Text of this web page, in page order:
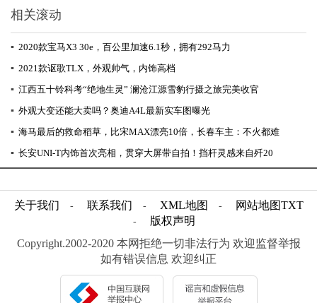
相关滚动
▪ 2020款宝马X3 30e，百公里加速6.1秒，拥有292马力
▪ 2021款讴歌TLX，外观帅气，内饰高档
▪ 江西五十铃科考“绝地生灵” 澜沧江源雪豹行摄之旅完美收官
▪ 外观大变还能大卖吗？奥迪A4L最新实车图曝光
▪ 海马最后的救命稻草，比宋MAX漂亮10倍，长春车主：不火都难
▪ 长安UNI-T内饰首次亮相，贯穿大屏带自拍！挡杆灵感来自歼20
关于我们 - 联系我们 - XML地图 - 网站地图TXT
-
版权声明
Copyright.2002-2020 本网拒绝一切非法行为 欢迎监督举报
如有错误信息 欢迎纠正